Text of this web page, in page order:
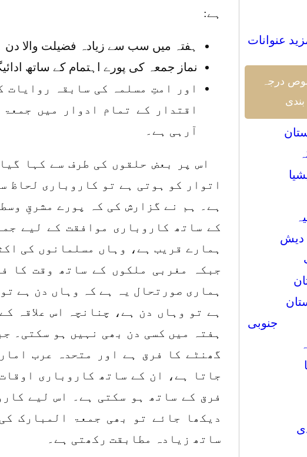
ہے:
ہفتہ میں سب سے زیادہ فضیلت والا دن
نماز جمعہ کی پورے اہتمام کے ساتھ
اور امتِ مسلمہ کی سابقہ روایات
اقتدار کے تمام ادوار میں
آرہی ہے۔
اس پر بعض حلقوں کی طرف سے کہا
اتوار کو ہوتی ہے تو کاروباری لحاظ
ہے۔ ہم نے گزارش کی کہ پورے مشرقِ
کے ساتھ کاروباری موافقت کے لیے
ہمارے قریب ہے، وہاں مسلمانوں کی
جبکہ مغربی ملکوں کے ساتھ وقت کا
ہماری صورتحال یہ ہے کہ وہاں دن ہے
ہے تو وہاں دن ہے، چنانچہ اس علاقہ
ہفتہ میں کسی دن بھی نہیں ہو سکتی۔
گھنٹے کا فرق ہے اور متحدہ عرب
جاتا ہے، ان کے ساتھ کاروباری
فرق کے ساتھ ہو سکتی ہے۔ اس لیے
دیکھا جائے تو بھی جمعۃ المبارک
ساتھ زیادہ مطابقت رکھتی ہے۔
عنوانات
درجہ
بندی
دیش
جنوبی